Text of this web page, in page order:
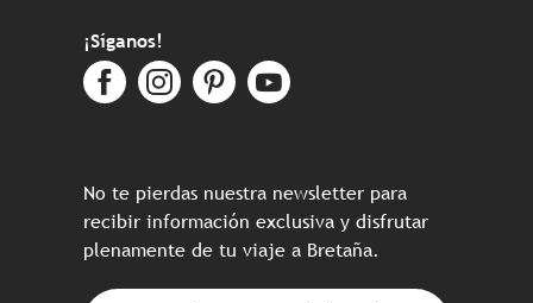
¡Síganos!
No te pierdas nuestra newsletter para
recibir información exclusiva y disfrutar
plenamente de tu viaje a Bretaña.